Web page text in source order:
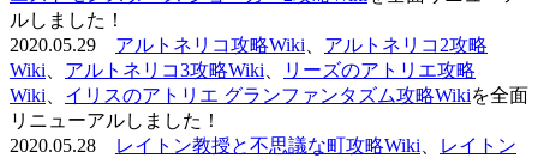
ルしました！
2020.05.29 アルトネリコ攻略Wiki
アルトネリコ2攻略
Wiki
アルトネリコ3攻略Wiki
リーズのアトリエ攻略
Wiki
イリスのアトリエ グランファンタズム攻略Wikiを全面
リニューアルしました！
2020.05.28
レイトン教授と不思議な町攻略Wiki
レイトン